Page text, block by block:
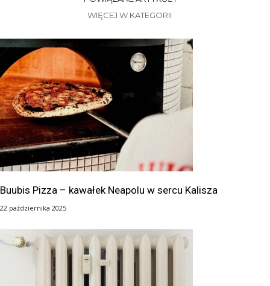
WIĘCEJ W KATEGORII
Buubis Pizza – kawałek Neapolu w sercu Kalisza
22 października 2025